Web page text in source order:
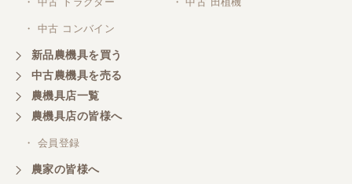
・ 中古 コンバイン
新品農機具を買う
中古農機具を売る
農機具店一覧
農機具店の皆様へ
・ 会員登録
農家の皆様へ